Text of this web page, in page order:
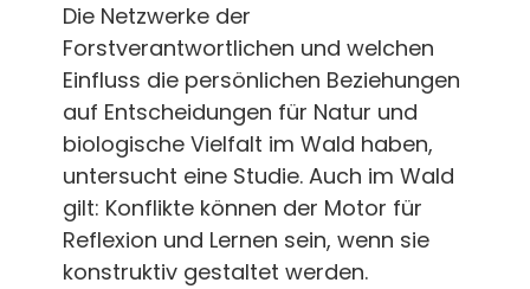
Die Netzwerke der
Forstverantwortlichen und welchen
Einfluss die persönlichen Beziehungen
auf Entscheidungen für Natur und
biologische Vielfalt im Wald haben,
untersucht eine Studie. Auch im Wald
gilt: Konflikte können der Motor für
Reflexion und Lernen sein, wenn sie
konstruktiv gestaltet werden.